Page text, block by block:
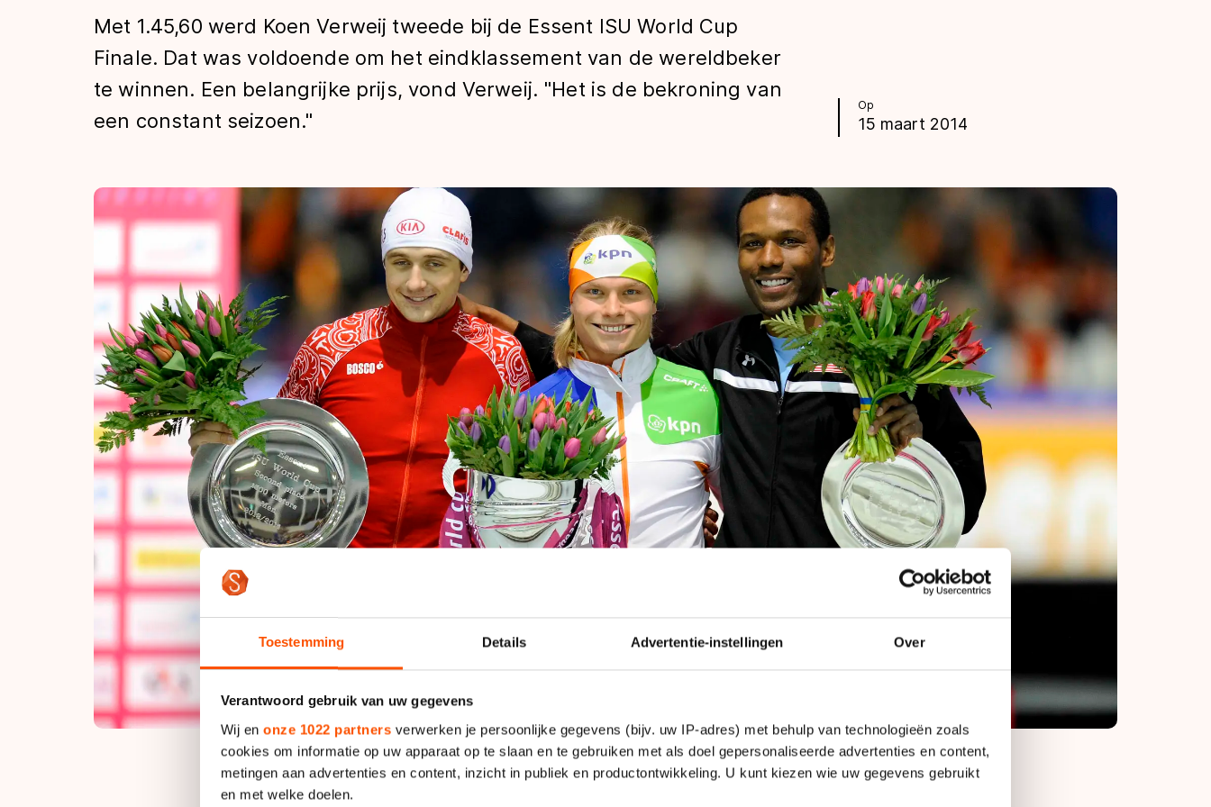
Toestemming Details Advertentie-instellingen Over
Verantwoord gebruik van uw gegevens
Wij en onze 1022 partners verwerken je persoonlijke gegevens (bijv. uw IP-adres) met behulp van technologieën zoals
cookies om informatie op uw apparaat op te slaan en te gebruiken met als doel gepersonaliseerde advertenties en content,
metingen aan advertenties en content, inzicht in publiek en productontwikkeling. U kunt kiezen wie uw gegevens gebruikt
en met welke doelen.
Tijden & historie
De weg op
Olympische Spelen
Op
15 maart 2014
Met 1.45,60 werd Koen Verweij tweede bij de Essent ISU World Cup
Finale. Dat was voldoende om het eindklassement van de wereldbeker
te winnen. Een belangrijke prijs, vond Verweij. "Het is de bekroning van
een constant seizoen."